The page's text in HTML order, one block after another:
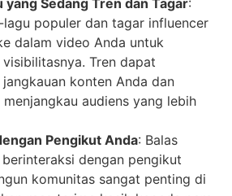
populer dan tagar influencer
dalam video Anda untuk
Tren dapat
konten Anda dan
audiens yang lebih
Pengikut Anda: Balas
dengan pengikut
komunitas sangat penting di